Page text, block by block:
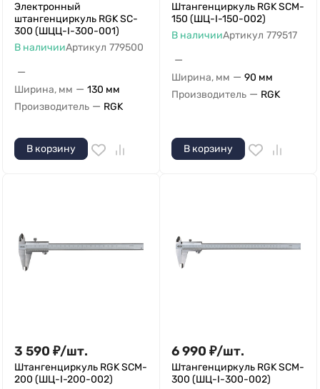
Электронный
штангенциркуль RGK SC-
300 (ШЦЦ-I-300-001)
В наличииАртикул 779500
—
Ширина, мм — 130 мм
Производитель — RGK
В корзину
Штангенциркуль RGK SCM-
150 (ШЦ-I-150-002)
В наличииАртикул 779517
—
Ширина, мм — 90 мм
Производитель — RGK
В корзину
3 590 ₽/шт.
Штангенциркуль RGK SCM-
200 (ШЦ-I-200-002)
6 990 ₽/шт.
Штангенциркуль RGK SCM-
300 (ШЦ-I-300-002)